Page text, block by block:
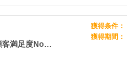
日本全国対応！ハウスクリーニングで顧客満足度No.1の【おそうじ革命】
獲得条件
獲得期間